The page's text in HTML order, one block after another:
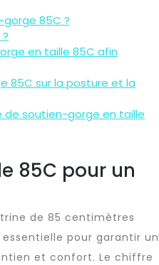
85C ?
en taille 85C afin
85C sur la posture et la
de soutien-gorge en taille
85C pour un
de 85 centimètres
pour garantir un
et confort. Le chiffre